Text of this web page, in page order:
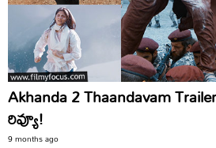
Akhanda 2 Thaandavam
రివ్యూ!
9 months ago